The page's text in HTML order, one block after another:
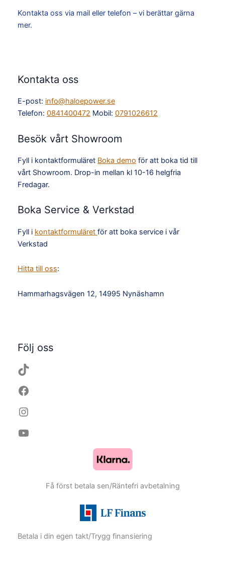
Kontakta oss via mail eller telefon – vi berättar gärna
mer.
Kontakta oss
E-post: info@haloepower.se
Telefon: 0841400472 Mobil: 0791026612
Besök vårt Showroom
Fyll i kontaktformuläret Boka demo för att boka tid till
vårt Showroom. Drop-in mellan kl 10-16 helgfria
Fredagar.
Boka Service & Verkstad
Fyll i kontaktformuläret för att boka service i vår
Verkstad
Hitta till oss:
Hammarhagsvägen 12, 14995 Nynäshamn
Följ oss
TikTok
Facebook
Instagram
YouTube
Få först betala sen/Räntefri avbetalning
Betala i din egen takt/Trygg finansiering